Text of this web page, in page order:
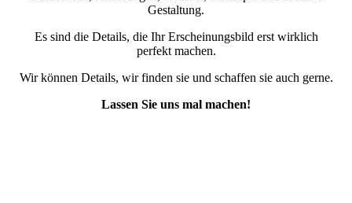
Gestaltung.
Es sind die Details, die Ihr Erscheinungsbild erst wirklich
perfekt machen.
Wir können Details, wir finden sie und schaffen sie auch gerne.
Lassen Sie uns mal machen!